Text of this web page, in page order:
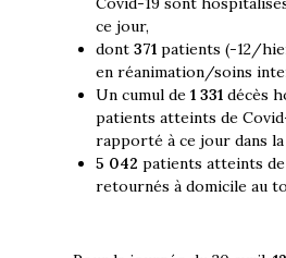
ce jour,
dont 371patients (-12/
en réanimation/soins
Un cumul de 1 331 décès
patients atteints de
rapporté à ce jour dans
5 042 patients atteints
retournés à domicile au